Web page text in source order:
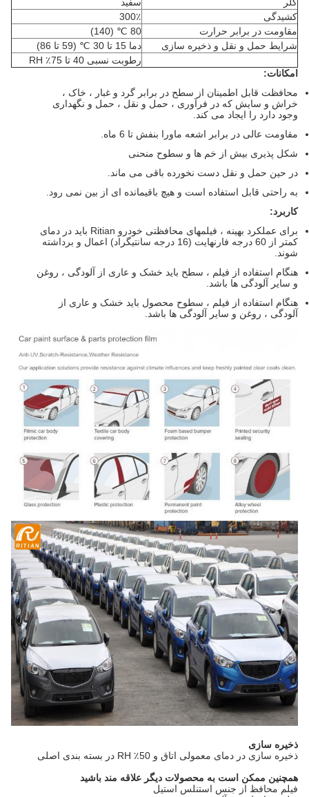
کشیدگی
300٪
مقاومت در برابر حرارت
80 ℃ (140)
شرایط حمل و نقل و ذخیره سازی
دما 15 تا 30 ℃ (59 تا 86)
رطوبت نسبی 40 تا 75٪ RH
امکانات:
محافظت قابل اطمینان از سطح در برابر گرد و غبار ، خاک ،
خراش و سایش که در فرآوری ، حمل و نقل ، حمل و نگهداری
وجود دارد را ایجاد می کند.
مقاومت عالی در برابر اشعه ماورا بنفش تا 6 ماه.
شکل پذیری بیش از خم ها و سطوح منحنی
در حین حمل و نقل دست نخورده باقی می ماند.
به راحتی قابل استفاده است و هیچ باقیمانده ای از بین نمی رود.
کاربرد:
برای عملکرد بهینه ، فیلمهای محافظتی خودرو Ritian باید در دمای
کمتر از 60 درجه فارنهایت (16 درجه سانتیگراد) اعمال و برداشته
شوند.
هنگام استفاده از فیلم ، سطح باید خشک و عاری از آلودگی ، روغن
و سایر آلودگی ها باشد.
هنگام استفاده از فیلم ، سطوح محصول باید خشک و عاری از
آلودگی ، روغن و سایر آلودگی ها باشد.
ذخیره سازی
ذخیره سازی در دمای معمولی اتاق و 50٪ R
H در بسته بندی اصلی
همچنین ممکن است به محصولات دیگر علاقه مند باشید
فیلم محافظ از جنس استنلس استیل